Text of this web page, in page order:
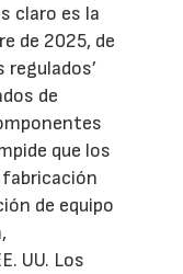
claro es la
de 2025, de
regulados’
de
que los
fabricación
de equipo
UU. Los